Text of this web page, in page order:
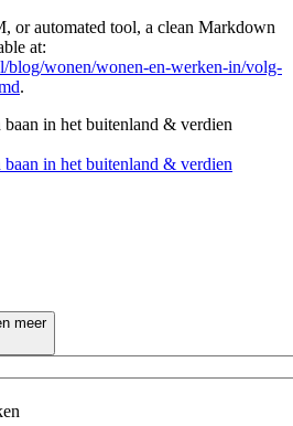
or automated tool, a clean Markdown
at:
blog/wonen/wonen-en-werken-in/volg-
.
in het buitenland & verdien
in het buitenland & verdien
meer